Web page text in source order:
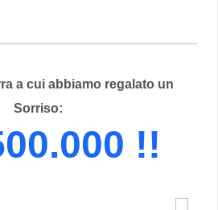
a cui abbiamo regalato un
Sorriso:
!!